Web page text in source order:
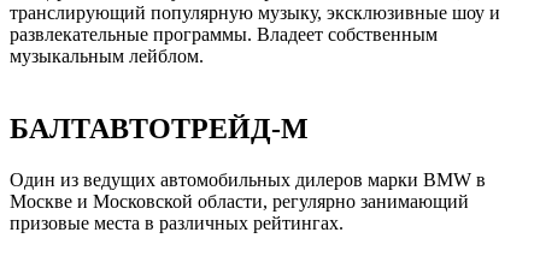
транслирующий популярную музыку, эксклюзивные шоу и
развлекательные программы. Владеет собственным
музыкальным лейблом.
БАЛТАВТОТРЕЙД-М
Один из ведущих автомобильных дилеров марки BMW в
Москве и Московской области, регулярно занимающий
призовые места в различных рейтингах.